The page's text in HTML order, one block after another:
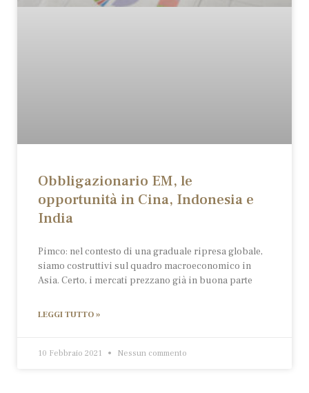
Obbligazionario EM, le
opportunità in Cina, Indonesia e
India
Pimco: nel contesto di una graduale ripresa globale,
siamo costruttivi sul quadro macroeconomico in
Asia. Certo, i mercati prezzano già in buona parte
LEGGI TUTTO »
10 Febbraio 2021 Nessun commento